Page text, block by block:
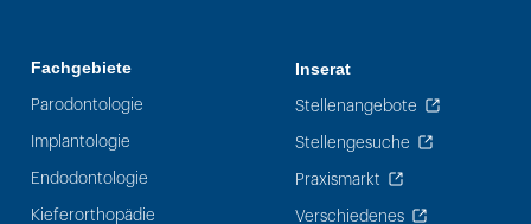
Fachgebiete
Parodontologie
Implantologie
Endodontologie
Kieferorthopädie
Inserat
Stellenangebote
Stellengesuche
Praxismarkt
Verschiedenes